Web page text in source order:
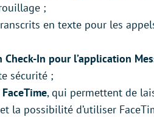
;
en texte pour les
In pour l’application
sécurité ;
, qui permettent de
la possibilité d’utiliser